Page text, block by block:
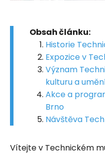
Obsah článku:
Historie
Expozice v
Význam
kulturu a
Akce a
Brno
Návštěva
Vítejte v Technickém